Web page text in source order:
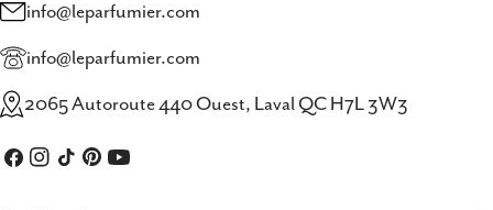
info@leparfumier.com
info@leparfumier.com
2065 Autoroute 440 Ouest, Laval QC H7L 3W3
Facebook
Instagram
TIC Pinterest
Youtube